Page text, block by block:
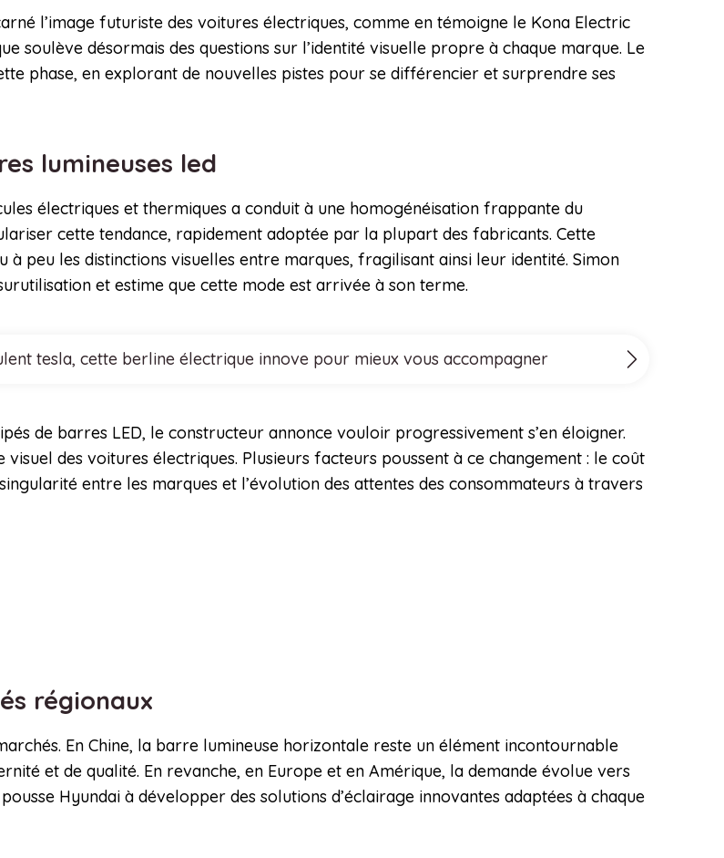
l’image futuriste des voitures électriques, comme en témoigne le Kona Electric
soulève désormais des questions sur l’identité visuelle propre à chaque marque. Le
phase, en explorant de nouvelles pistes pour se différencier et surprendre ses
lumineuses led
électriques et thermiques a conduit à une homogénéisation frappante du
cette tendance, rapidement adoptée par la plupart des fabricants. Cette
peu les distinctions visuelles entre marques, fragilisant ainsi leur identité. Simon
et estime que cette mode est arrivée à son terme.
tesla, cette berline électrique innove pour mieux vous accompagner
de barres LED, le constructeur annonce vouloir progressivement s’en éloigner.
des voitures électriques. Plusieurs facteurs poussent à ce changement : le coût
entre les marques et l’évolution des attentes des consommateurs à travers
régionaux
En Chine, la barre lumineuse horizontale reste un élément incontournable
et de qualité. En revanche, en Europe et en Amérique, la demande évolue vers
Hyundai à développer des solutions d’éclairage innovantes adaptées à chaque